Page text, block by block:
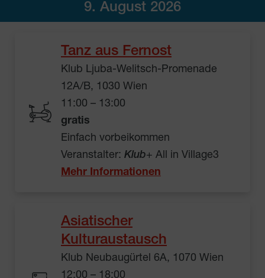
9. August 2026
Tanz aus Fernost
Klub Ljuba-Welitsch-Promenade
12A/B, 1030 Wien
11:00 – 13:00
gratis
Einfach vorbeikommen
Veranstalter: Klub+ All in Village3
Mehr Informationen
Asiatischer
Kulturaustausch
Klub Neubaugürtel 6A, 1070 Wien
12:00 – 18:00